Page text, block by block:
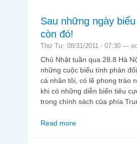
Sau những ngày
còn đó!
Thứ Tư, 08/31/2011 - 07:30 —
Chủ Nhật tuần qua 28.8 Hà
những cuộc biểu tình phản
cá nhân tôi, có lẽ phong trào
khi có những diễn biến tiêu
trong chính sách của phía
Read more